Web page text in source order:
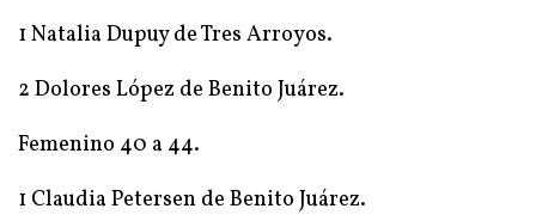
1 Natalia Dupuy de Tres Arroyos.
2 Dolores López de Benito Juárez.
Femenino 40 a 44.
1 Claudia Petersen de Benito Juárez.